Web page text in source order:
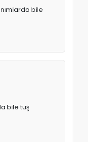
bile
bile tuş